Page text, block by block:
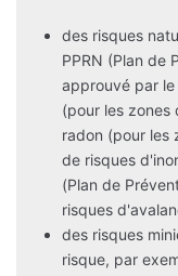
des risques
PPRN (Plan de
approuvé par
(pour les zones
radon (pour les
de risques
(Plan de
risques
des risques
risque, par